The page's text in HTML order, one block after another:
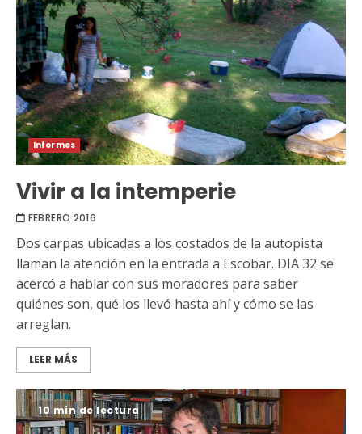
Informes
Vivir a la intemperie
FEBRERO 2016
Dos carpas ubicadas a los costados de la autopista
llaman la atención en la entrada a Escobar. DIA 32 se
acercó a hablar con sus moradores para saber
quiénes son, qué los llevó hasta ahí y cómo se las
arreglan.
LEER MÁS
10 min de lectura